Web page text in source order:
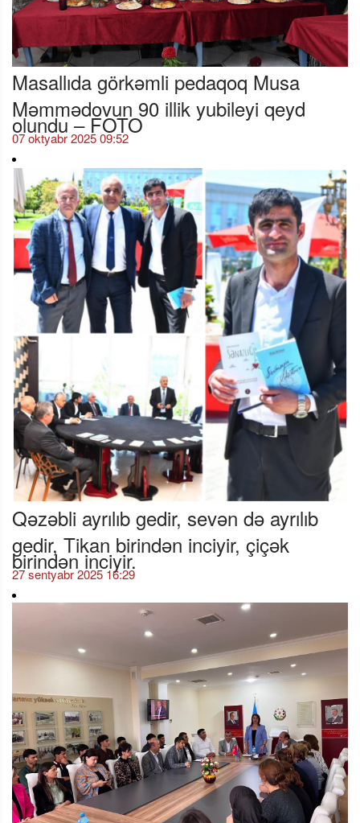
Masallıda görkəmli pedaqoq Musa
Məmmədovun 90 illik yubileyi qeyd
olundu – FOTO
07 oktyabr 2025 09:52
Qəzəbli ayrılıb gedir, sevən də ayrılıb
gedir, Tikan birindən inciyir, çiçək
birindən inciyir.
27 sentyabr 2025 16:29